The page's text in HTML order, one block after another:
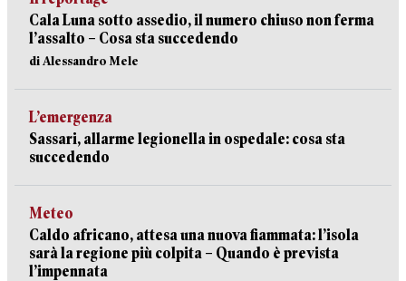
Cala Luna sotto assedio, il numero chiuso non ferma
l’assalto – Cosa sta succedendo
di Alessandro Mele
L’emergenza
Sassari, allarme legionella in ospedale: cosa sta
succedendo
Meteo
Caldo africano, attesa una nuova fiammata: l’isola
sarà la regione più colpita – Quando è prevista
l’impennata